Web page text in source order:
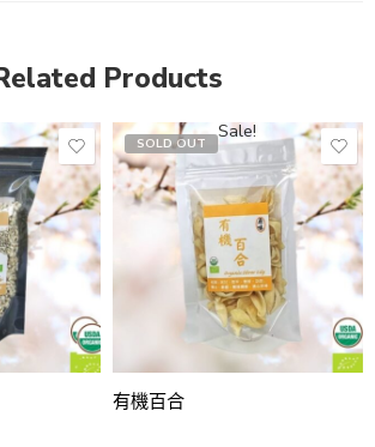
Products
Sale!
SOLD OUT
有機百合